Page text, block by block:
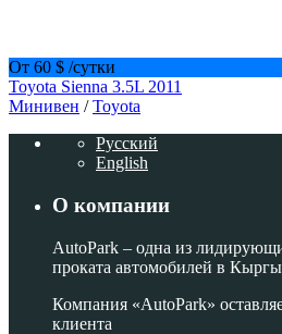
От 60 $ /сутки
Toyota Sienna 3.5L 2011
Минивен /Toyota
Русский
English
О компании
AutoPark – одна из
проката автомобилей в
Компания «AutoPark»
клиента